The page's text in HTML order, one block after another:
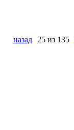
назад 25 из 135